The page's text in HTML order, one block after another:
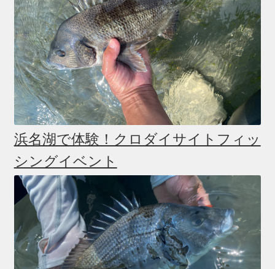
浜名湖で体験！クロダイサイトフィッ
シングイベント